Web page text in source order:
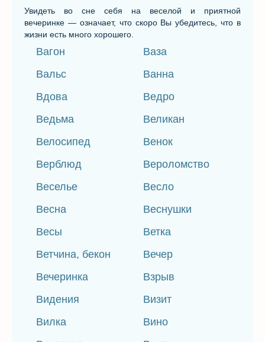
Увидеть во сне себя на веселой и приятной
вечеринке — означает, что скоро Вы убедитесь, что в
жизни есть много хорошего.
Вагон
Ваза
Вальс
Ванна
Вдова
Ведро
Ведьма
Великан
Велосипед
Венок
Верблюд
Вероломство
Веселье
Весло
Весна
Веснушки
Весы
Ветка
Ветчина, бекон
Вечер
Вечеринка
Взрыв
Видения
Визит
Вилка
Вино